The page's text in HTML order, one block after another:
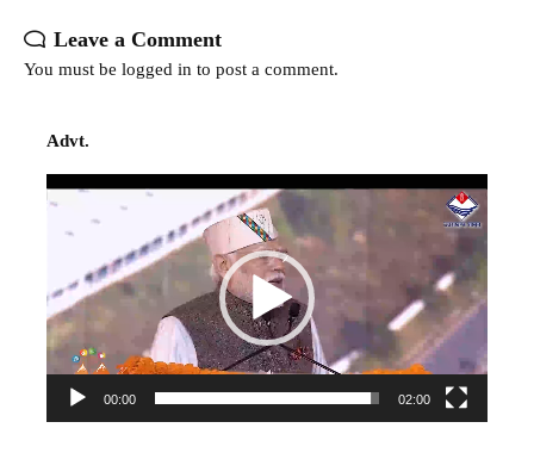
Leave a Comment
You must be logged in to post a comment.
Advt.
Video
00:00 02:00